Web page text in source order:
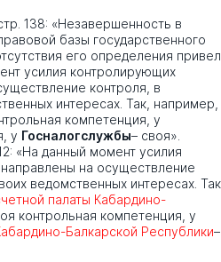
138: «Незавершенность в
базы государственного
его определения
усилия контролирующих
контроля, в
интересах. Так, например,
компетенция, у
у Госналогслужбы– своя».
«На данный момент усилия
на осуществление
ведомственных интересах.
палаты Кабардино-
контрольная компетенция, у
Балкарской Республики–